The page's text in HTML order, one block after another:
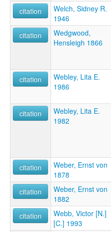
citation
Welch, Sidney R.
1946
citation
Wedgwood,
Hensleigh 1866
citation
Webley, Lita E.
1986
citation
Webley, Lita E.
1982
citation
Weber, Ernst von
1878
citation
Weber, Ernst von
1882
citation
Webb, Victor [N.]
[C.] 1993